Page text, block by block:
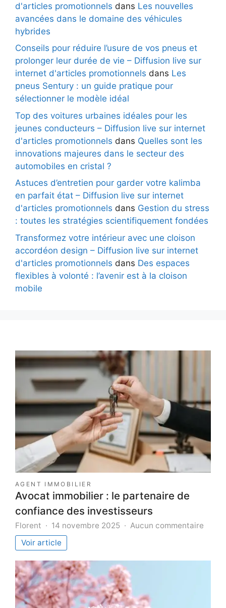
d'articles promotionnels dans Les nouvelles
avancées dans le domaine des véhicules
hybrides
Conseils pour réduire l’usure de vos pneus et
prolonger leur durée de vie – Diffusion live sur
internet d'articles promotionnels dans Les
pneus Sentury : un guide pratique pour
sélectionner le modèle idéal
Top des voitures urbaines idéales pour les
jeunes conducteurs – Diffusion live sur internet
d'articles promotionnels dans Quelles sont les
innovations majeures dans le secteur des
automobiles en cristal ?
Astuces d’entretien pour garder votre kalimba
en parfait état – Diffusion live sur internet
d'articles promotionnels dans Gestion du stress
: toutes les stratégies scientifiquement fondées
Transformez votre intérieur avec une cloison
accordéon design – Diffusion live sur internet
d'articles promotionnels dans Des espaces
flexibles à volonté : l’avenir est à la cloison
mobile
AGENT IMMOBILIER
Avocat immobilier : le partenaire de
confiance des investisseurs
Florent 14 novembre 2025 Aucun commentaire
Voir article